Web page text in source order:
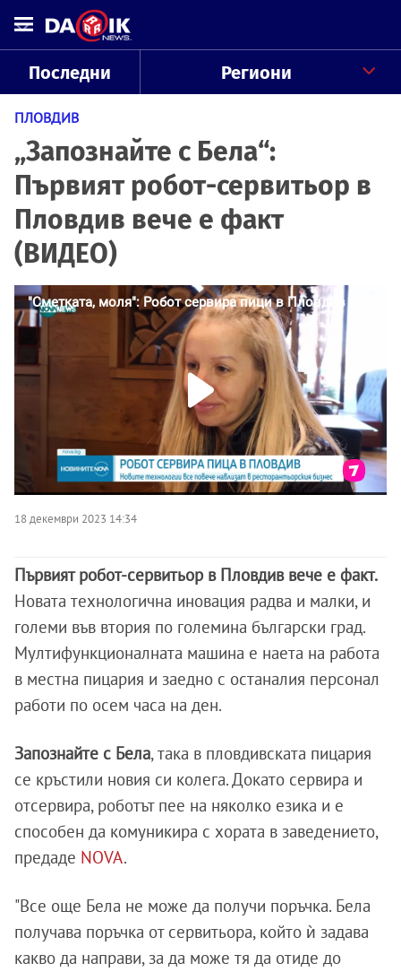
Последни Региони
ПЛОВДИВ
„Запознайте с Бела“:
Първият робот-сервитьор в
Пловдив вече е факт
(ВИДЕО)
18 декември 2023 14:34
Първият робот-сервитьор в Пловдив вече е факт.
Новата технологична иновация радва и малки, и
големи във втория по големина български град.
Мултифункционалната машина е наета на работа
в местна пицария и заедно с останалия персонал
работи по осем часа на ден.
Запознайте с Бела, така в пловдивската пицария
се кръстили новия си колега. Докато сервира и
отсервира, роботът пее на няколко езика и е
способен да комуникира с хората в заведението,
предаде NOVA.
"Все още Бела не може да получи поръчка. Бела
получава поръчка от сервитьора, който ѝ задава
какво да направи, за да може тя да отиде до